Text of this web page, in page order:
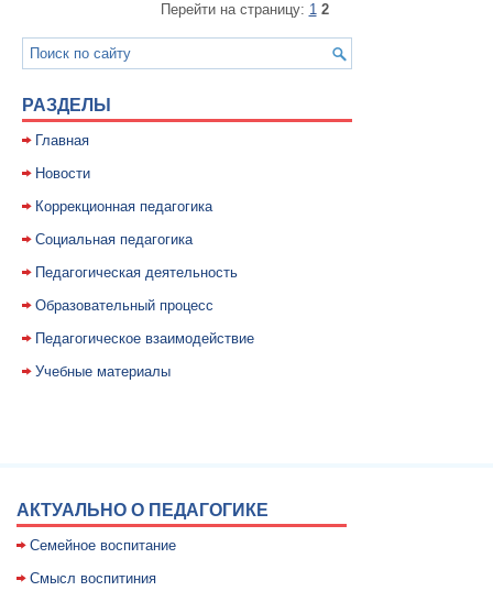
Перейти на страницу: 1 2
РАЗДЕЛЫ
Главная
Новости
Коррекционная педагогика
Социальная педагогика
Педагогическая деятельность
Образовательный процесс
Педагогическое взаимодействие
Учебные материалы
АКТУАЛЬНО О ПЕДАГОГИКЕ
Семейное воспитание
Смысл воспитиния